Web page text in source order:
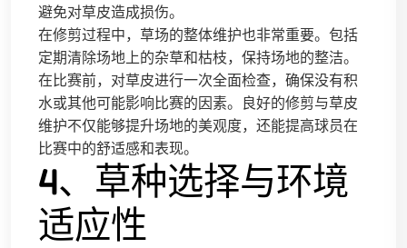
避免对草皮造成损伤。
在修剪过程中，草场的整体维护也非常重要。包括
定期清除场地上的杂草和枯枝，保持场地的整洁。
在比赛前，对草皮进行一次全面检查，确保没有积
水或其他可能影响比赛的因素。良好的修剪与草皮
维护不仅能够提升场地的美观度，还能提高球员在
比赛中的舒适感和表现。
4、草种选择与环境
适应性